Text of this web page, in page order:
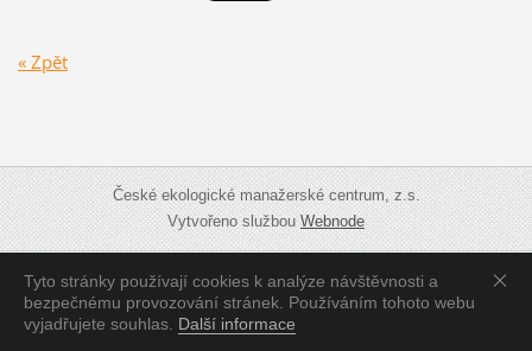
« Zpět
Tyto stránky používají cookies k analýze návštěvnosti a
bezpečnému provozování stránek. Používáním tohoto webu
vyjadřujete souhlas. Další informace
České ekologické manažerské centrum, z.s.
Vytvořeno službouWebnode
Zobrazit:Mobilní verzi|Standardní verzi